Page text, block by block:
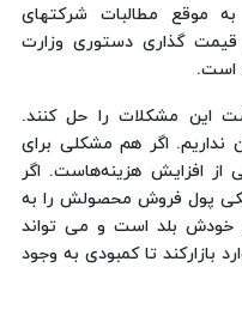
موقع مطالبات شرکتهای
گذاری دستوری وزارت
است.
این مشکلات را حل کنند.
اگر هم مشکلی برای
از افزایش هزینه‌هاست. اگر
پول فروش محصولش را به
خودش بلد است و می تواند
بازارکند تا کمبودی به وجود